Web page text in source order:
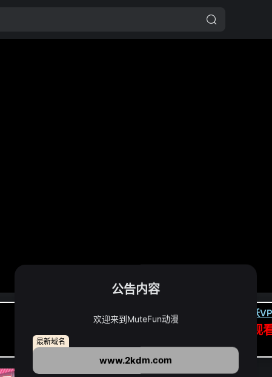
卡顿请翻墙(亚洲节点优先): 下载虎跃
APP高速专线可前往APP观
点我下载APP（仅安卓/苹果暂无）
公告内容
欢迎来到MuteFun动漫
最新域名
www.2kdm.com